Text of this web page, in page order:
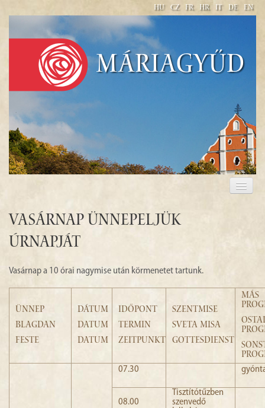
HU CZ FR HR IT DE EN
Máriagyűd
PILGRIMAGE 2017
Vasárnap ünnepeljük
Úrnapját
Vasárnap a 10 órai nagymise után körmenetet tartunk.
ÜNNEP
BLAGDAN
FESTE
DÁTUM
DATUM
DATUM
IDŐPONT
TERMIN
ZEITPUNKT
SZENTMISE
SVETA MISA
GOTTESDIENST
MÁS
07.30
08.00
Tisztítótűzben
szenvedő